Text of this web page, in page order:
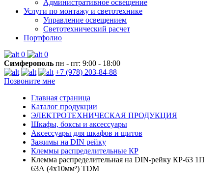
Административное освещение
Услуги по монтажу и светотехнике
Управление освещением
Светотехнический расчет
Портфолио
0
0
Симферополь пн - пт: 9:00 - 18:00
+7 (978) 203-84-88
Позвоните мне
Главная страница
Каталог продукции
ЭЛЕКТРОТЕХНИЧЕСКАЯ ПРОДУКЦИЯ
Шкафы, боксы и аксессуары
Аксессуары для шкафов и щитов
Зажимы на DIN рейку
Клеммы распределительные КР
Клемма распределительная на DIN-рейку КР-63 1П
63А (4х10мм²) TDM